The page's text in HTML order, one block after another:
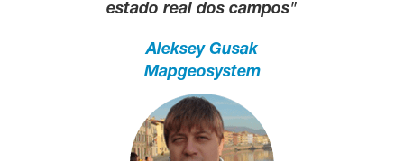
Irina Shmygol
Agri 2.0
estado real dos campos
Aleksey Gusak
Mapgeosystem